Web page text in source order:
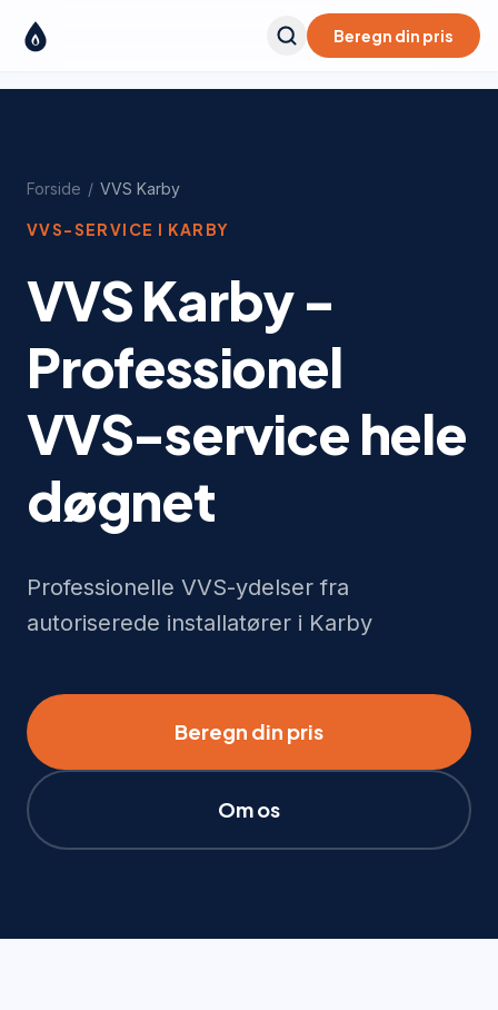
Beregn din pris
Forside / VVS Karby
VVS-SERVICE I KARBY
VVS Karby -
Professionel
VVS-service hele
døgnet
Professionelle VVS-ydelser fra
autoriserede installatører i Karby
Beregn din pris
Om os